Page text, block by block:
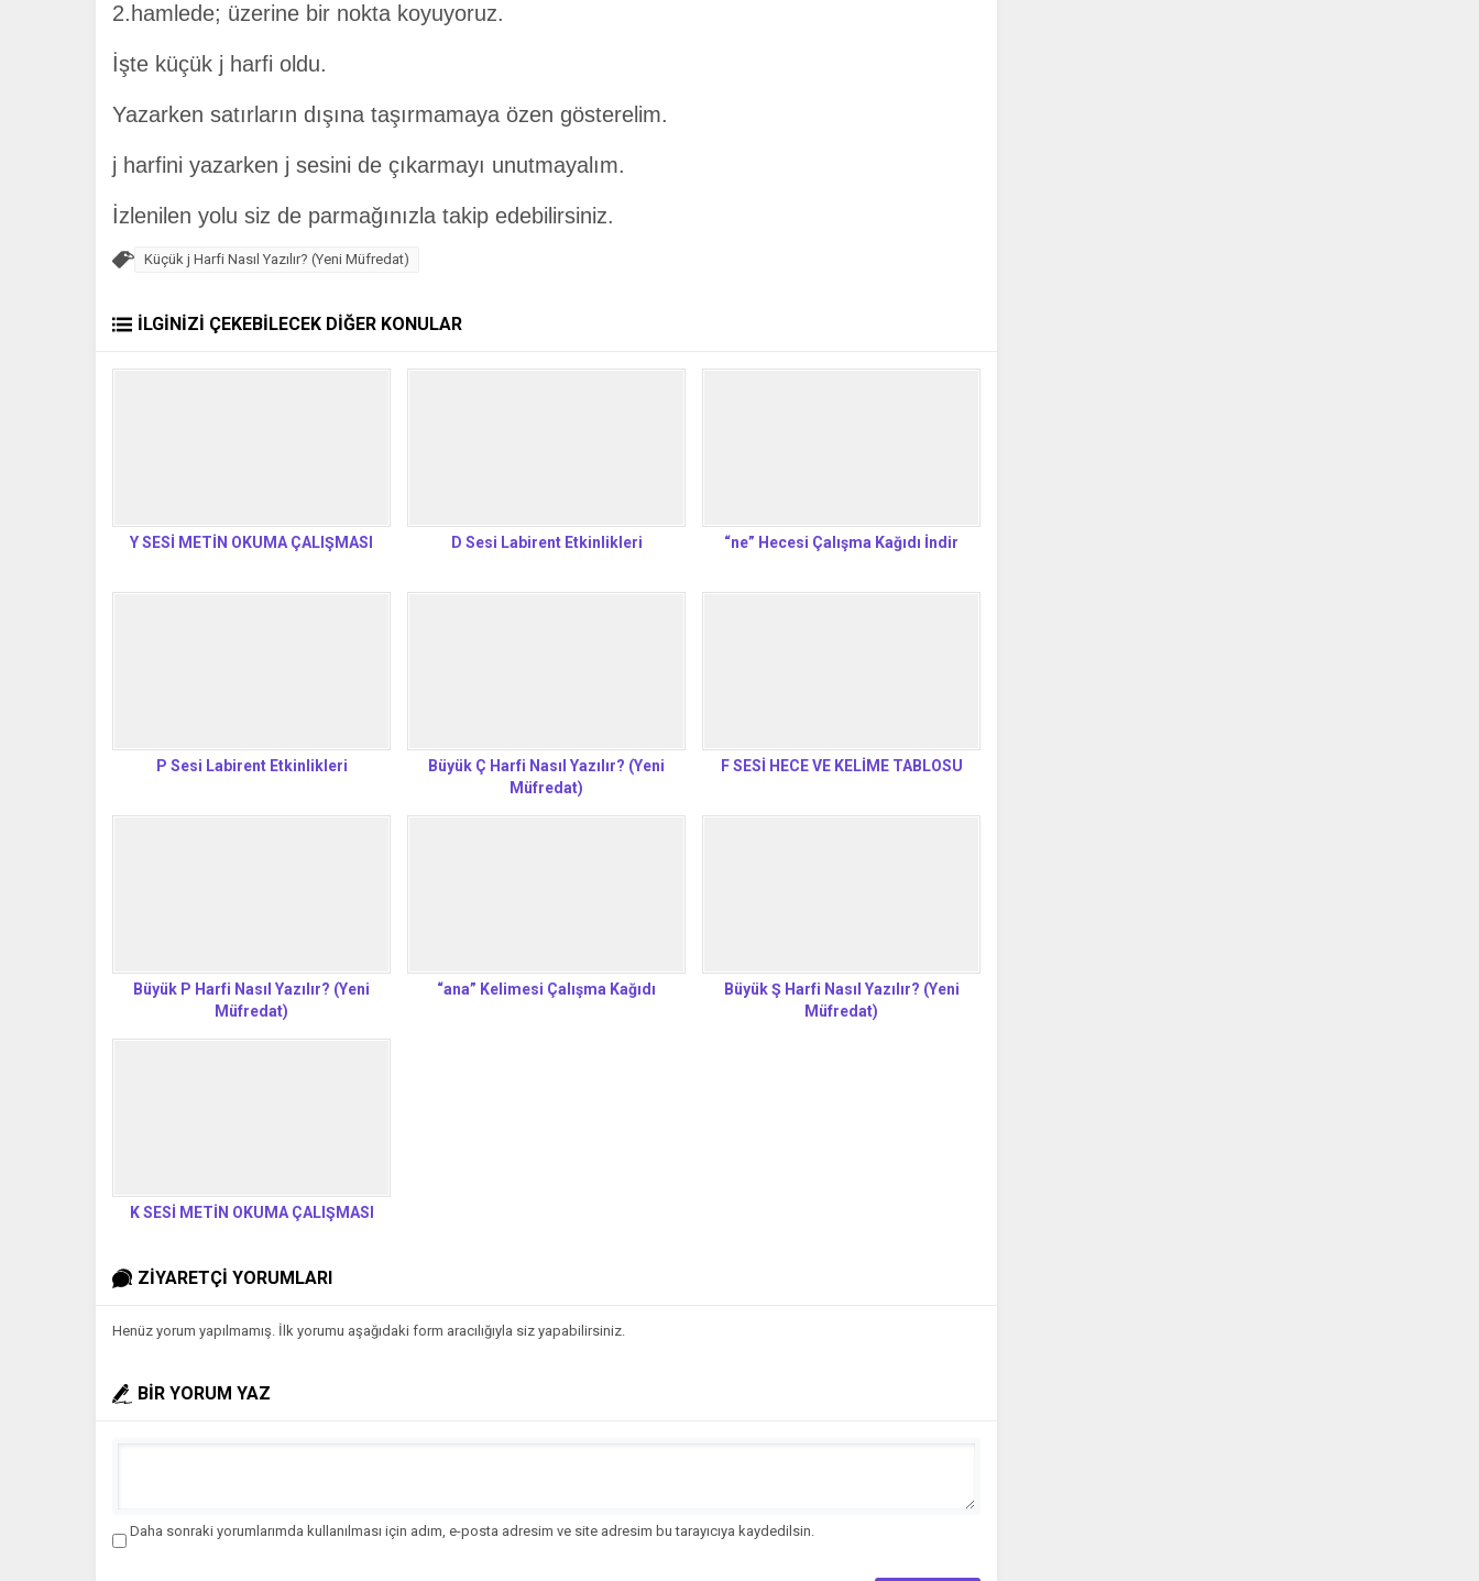
2.hamlede; üzerine bir nokta koyuyoruz.
İşte küçük j harfi oldu.
Yazarken satırların dışına taşırmamaya özen gösterelim.
j harfini yazarken j sesini de çıkarmayı unutmayalım.
İzlenilen yolu siz de parmağınızla takip edebilirsiniz.
Küçük j Harfi Nasıl Yazılır? (Yeni Müfredat)
İLGİNİZİ ÇEKEBİLECEK DİĞER KONULAR
Y SESİ METİN OKUMA ÇALIŞMASI D Sesi Labirent Etkinlikleri “ne” Hecesi Çalışma Kağıdı İndir
P Sesi Labirent Etkinlikleri
Büyük Ç Harfi Nasıl Yazılır? (Yeni
Müfredat)
F SESİ HECE VE KELİME TABLOSU
Büyük P Harfi Nasıl Yazılır? (Yeni
Müfredat)
“ana” Kelimesi Çalışma Kağıdı
Büyük Ş Harfi Nasıl Yazılır? (Yeni
Müfredat)
K SESİ METİN OKUMA ÇALIŞMASI
ZİYARETÇİ YORUMLARI
Henüz yorum yapılmamış. İlk yorumu aşağıdaki form aracılığıyla siz yapabilirsiniz.
BİR YORUM YAZ
Daha sonraki yorumlarımda kullanılması için adım, e-posta adresim ve site adresim bu tarayıcıya kaydedilsin.